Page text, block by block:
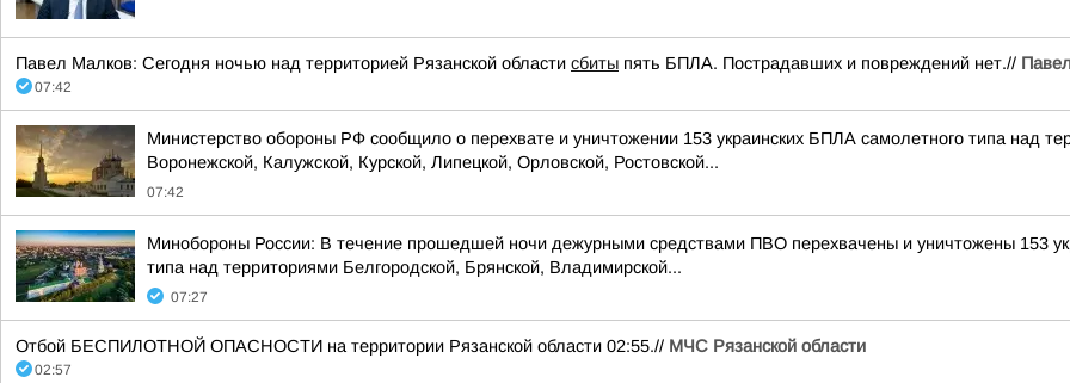
Павел Малков: Сегодня ночью над территорией Рязанской области сбиты пять БПЛА. Пострадавших и повреждений нет.//
07:42
Министерство обороны РФ сообщило о перехвате и уничтожении 153 украинских БПЛА самолетного типа над
Воронежской, Калужской, Курской, Липецкой, Орловской, Ростовской...
07:42
Минобороны России: В течение прошедшей ночи дежурными средствами ПВО перехвачены и уничтожены 153
типа над территориями Белгородской, Брянской, Владимирской...
07:27
Отбой БЕСПИЛОТНОЙ ОПАСНОСТИ на территории Рязанской области 02:55.// МЧС Рязанской области
02:57